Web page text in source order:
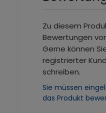
Zu diesem
Bewertungen
Gerne können
registrierter
schreiben.
Sie müssen
das Produkt